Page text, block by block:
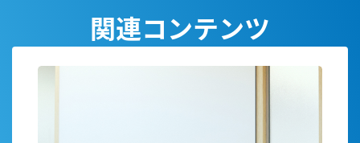
関連コンテンツ